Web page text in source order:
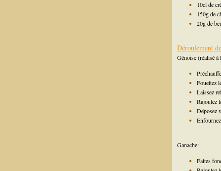
10cl de
150g de
20g de
Déroulement
Génoise (réalisé
Fouettez
Laissez
Rajoutez
Déposez
Ganache:
Faites